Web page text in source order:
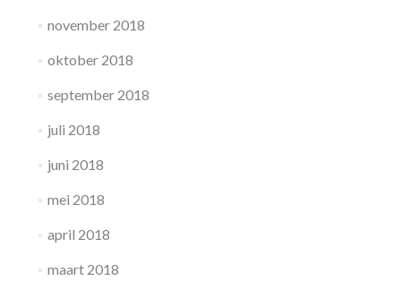
november 2018
oktober 2018
september 2018
juli 2018
juni 2018
mei 2018
april 2018
maart 2018